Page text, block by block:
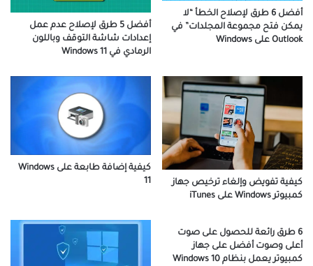
أفضل 6 طرق لإصلاح الخطأ “لا
يمكن فتح مجموعة المجلدات” في
Outlook على Windows
أفضل 5 طرق لإصلاح عدم عمل
إعدادات شاشة التوقف وباللون
الرمادي في Windows 11
كيفية تفويض وإلغاء ترخيص جهاز
كمبيوتر Windows على iTunes
كيفية إضافة طابعة على Windows
11
6 طرق رائعة للحصول على صوت
أعلى وصوت أفضل على جهاز
كمبيوتر يعمل بنظام Windows 10